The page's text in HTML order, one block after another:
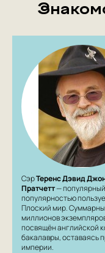
СэрТеренс Дэвид
Пратчетт—
популярностью
Плоский мир.
миллионов
посвящён английской
бакалавры, оставаясь
империи.